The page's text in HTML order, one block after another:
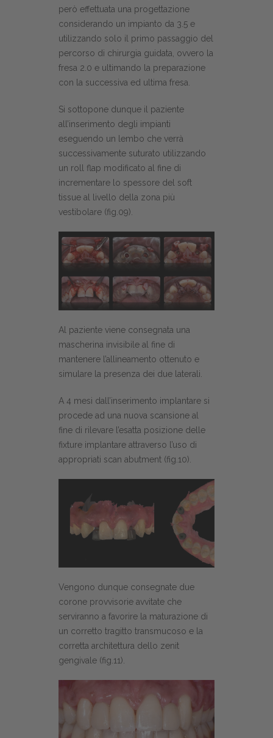
però effettuata una progettazione
considerando un impianto da 3.5 e
utilizzando solo il primo passaggio del
percorso di chirurgia guidata, ovvero la
fresa 2.0 e ultimando la preparazione
con la successiva ed ultima fresa.
Si sottopone dunque il paziente
all’inserimento degli impianti
eseguendo un lembo che verrà
successivamente suturato utilizzando
un roll flap modificato al fine di
incrementare lo spessore del soft
tissue al livello della zona più
vestibolare (fig.09).
Al paziente viene consegnata una
mascherina invisibile al fine di
mantenere l’allineamento ottenuto e
simulare la presenza dei due laterali.
A 4 mesi dall’inserimento implantare si
procede ad una nuova scansione al
fine di rilevare l’esatta posizione delle
fixture implantare attraverso l’uso di
appropriati scan abutment (fig.10).
Vengono dunque consegnate due
corone provvisorie avvitate che
serviranno a favorire la maturazione di
un corretto tragitto transmucoso e la
corretta architettura dello zenit
gengivale (fig.11).